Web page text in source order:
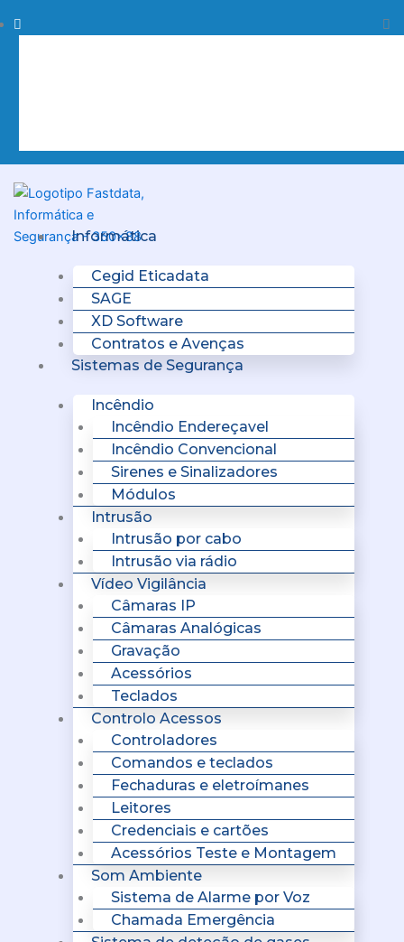
to
Procurar
Informática
Cegid Eticadata
SAGE
XD Software
Contratos e Avenças
Sistemas de Segurança
Incêndio
Incêndio Endereçavel
Incêndio Convencional
Sirenes e Sinalizadores
Módulos
Intrusão
Intrusão por cabo
Intrusão via rádio
Vídeo Vigilância
Câmaras IP
Câmaras Analógicas
Gravação
Acessórios
Teclados
Controlo Acessos
Controladores
Comandos e teclados
Fechaduras e eletroímanes
Leitores
Credenciais e cartões
Acessórios Teste e Montagem
Som Ambiente
Sistema de Alarme por Voz
Chamada Emergência
Menu